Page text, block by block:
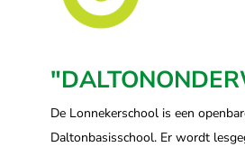
De Lonnekerschool is een
Daltonbasisschool. Er wordt